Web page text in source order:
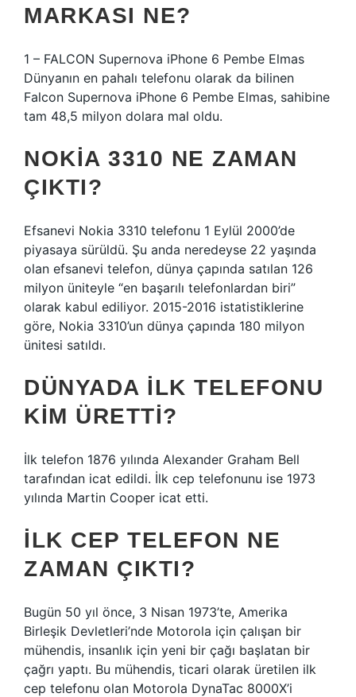
MARKASI NE?
1 – FALCON Supernova iPhone 6 Pembe Elmas
Dünyanın en pahalı telefonu olarak da bilinen
Falcon Supernova iPhone 6 Pembe Elmas, sahibine
tam 48,5 milyon dolara mal oldu.
NOKIA 3310 NE ZAMAN
ÇIKTI?
Efsanevi Nokia 3310 telefonu 1 Eylül 2000’de
piyasaya sürüldü. Şu anda neredeyse 22 yaşında
olan efsanevi telefon, dünya çapında satılan 126
milyon üniteyle “en başarılı telefonlardan biri”
olarak kabul ediliyor. 2015-2016 istatistiklerine
göre, Nokia 3310’un dünya çapında 180 milyon
ünitesi satıldı.
DÜNYADA ILK TELEFONU
KIM ÜRETTI?
İlk telefon 1876 yılında Alexander Graham Bell
tarafından icat edildi. İlk cep telefonunu ise 1973
yılında Martin Cooper icat etti.
İLK CEP TELEFON NE
ZAMAN ÇIKTI?
Bugün 50 yıl önce, 3 Nisan 1973’te, Amerika
Birleşik Devletleri’nde Motorola için çalışan bir
mühendis, insanlık için yeni bir çağı başlatan bir
çağrı yaptı. Bu mühendis, ticari olarak üretilen ilk
cep telefonu olan Motorola DynaTac 8000X’i